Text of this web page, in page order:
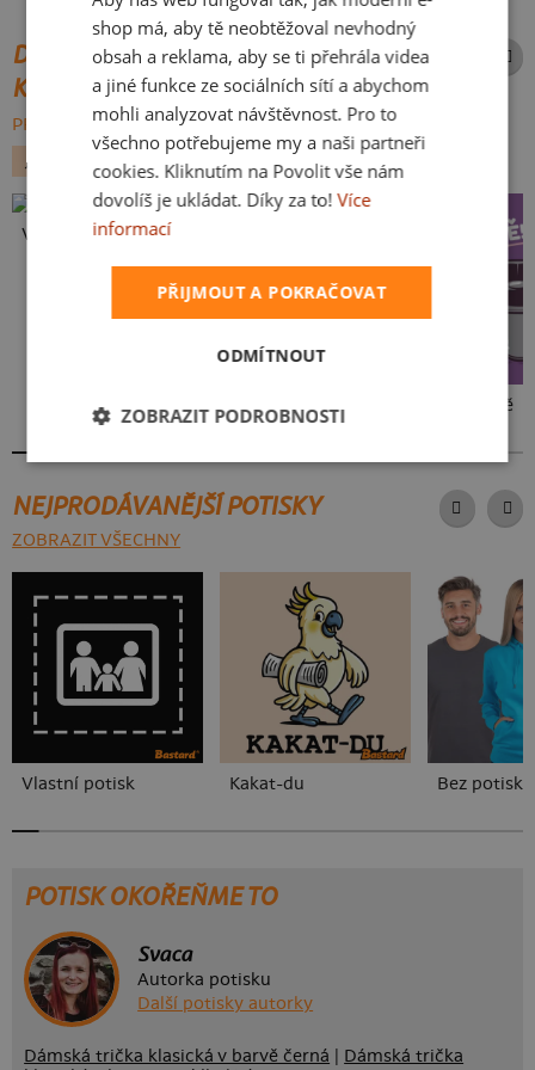
DALŠÍ POTISKY ZE STEJNÉ
KATEGORIE
PROCHÁZET VŠE:
JÍDLO
VÁNOCE
Vlastní potisk
V pressu Ve formě
NEJPRODÁVANĚJŠÍ POTISKY
ZOBRAZIT VŠECHNY
Vlastní potisk Kakat-du Bez potisku
POTISK OKOŘEŇME TO
Svaca
Autorka potisku
Další potisky autorky
Dámská trička klasická v barvě černá
Dámská trička
SLOVAK
shop má, aby tě neobtěžoval nevhodný
obsah a reklama, aby se ti přehrála videa
a jiné funkce ze sociálních sítí a abychom
mohli analyzovat návštěvnost. Pro to
všechno potřebujeme my a naši partneři
cookies. Kliknutím na Povolit vše nám
dovolíš je ukládat. Díky za to! Více
informací
PŘIJMOUT A POKRAČOVAT
ODMÍTNOUT
ZOBRAZIT PODROBNOSTI